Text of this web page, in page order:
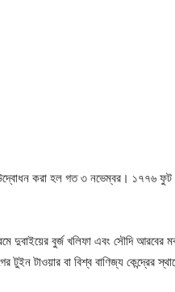
উদ্বোধন করা হল গত ৩ নভেম্বর। ১৭৭৬
দুবাইয়ের বুর্জ খলিফা এবং সৌদি
টুইন টাওয়ার বা বিশ্ব বাণিজ্য কেন্দ্রের